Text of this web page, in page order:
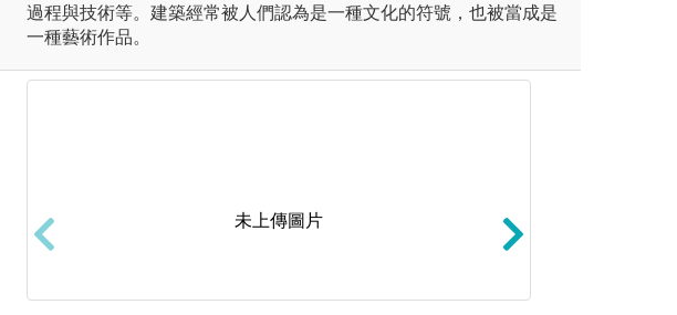
過程與技術等。建築經常被人們認為是一種文化的符號，也被當成是
一種藝術作品。
未上傳圖片